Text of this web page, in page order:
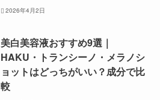
2026年4月2日
美白美容液おすすめ9選｜
HAKU・トランシーノ・メラノシ
ョットはどっちがいい？成分で比
較